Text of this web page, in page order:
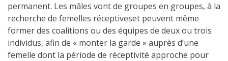
permanent. Les mâles vont de groupes en groupes, à la
recherche de femelles réceptiveset peuvent même
former des coalitions ou des équipes de deux ou trois
individus, afin de « monter la garde » auprès d’une
femelle dont la période de réceptivité approche pour